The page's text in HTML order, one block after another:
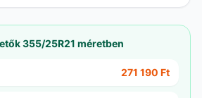
355/25R21 méretben
271 190 Ft